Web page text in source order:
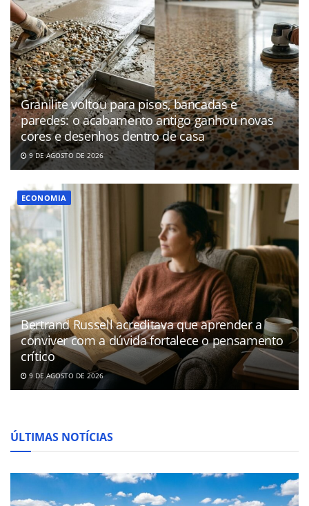
Granilite voltou para pisos, bancadas e
paredes: o acabamento antigo ganhou novas
cores e desenhos dentro de casa
9 DE AGOSTO DE 2026
ECONOMIA
Bertrand Russell acreditava que aprender a
conviver com a dúvida fortalece o pensamento
crítico
9 DE AGOSTO DE 2026
ÚLTIMAS NOTÍCIAS